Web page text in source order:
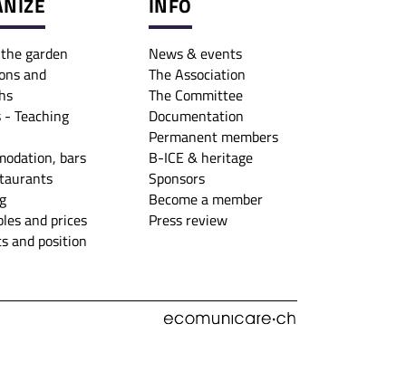
garden
and
- Teaching
bars
and prices
and position
INFO
News & events
The Association
The Committee
Documentation
Permanent members
B-ICE & heritage
Sponsors
Become a member
Press review